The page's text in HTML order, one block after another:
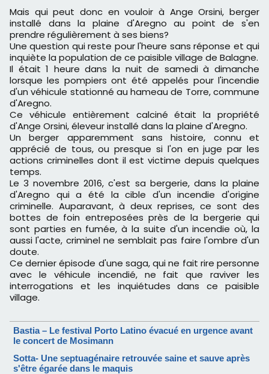
Mais qui peut donc en vouloir à Ange Orsini, berger
installé dans la plaine d'Aregno au point de s'en
prendre régulièrement à ses biens?
Une question qui reste pour l'heure sans réponse et qui
inquiète la population de ce paisible village de Balagne.
Il était 1 heure dans la nuit de samedi à dimanche
lorsque les pompiers ont été appelés pour l'incendie
d'un véhicule stationné au hameau de Torre, commune
d'Aregno.
Ce véhicule entièrement calciné était la propriété
d'Ange Orsini, éleveur installé dans la plaine d'Aregno.
Un berger apparemment sans histoire, connu et
apprécié de tous, ou presque si l'on en juge par les
actions criminelles dont il est victime depuis quelques
temps.
Le 3 novembre 2016, c'est sa bergerie, dans la plaine
d'Aregno qui a été la cible d'un incendie d'origine
criminelle. Auparavant, à deux reprises, ce sont des
bottes de foin entreposées près de la bergerie qui
sont parties en fumée, à la suite d'un incendie où, la
aussi l'acte, criminel ne semblait pas faire l'ombre d'un
doute.
Ce dernier épisode d'une saga, qui ne fait rire personne
avec le véhicule incendié, ne fait que raviver les
interrogations et les inquiétudes dans ce paisible
village.
Bastia – Le festival Porto Latino évacué en urgence avant
le concert de Mosimann
Sotta- Une septuagénaire retrouvée saine et sauve après
s'être égarée dans le maquis